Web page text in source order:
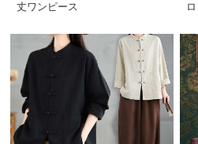
丈ワンピース